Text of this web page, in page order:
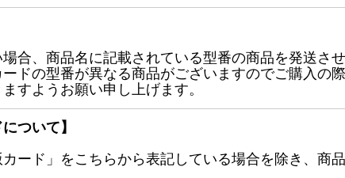
合、商品名に記載されている型番の商品を発送さ
ドの型番が異なる商品がございますのでご購入の
すようお願い申し上げます。
ついて】
ード」をこちらから表記している場合を除き、商